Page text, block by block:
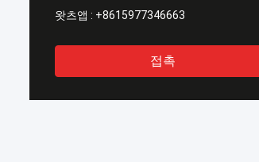
왓츠앱 : +8615977346663
접촉